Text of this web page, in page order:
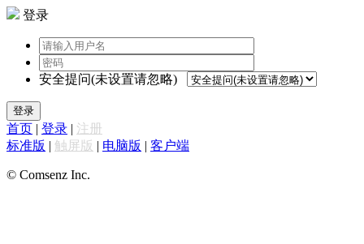
登录
安全提问(未设置请忽略)
登录
首页 | 登录 | 注册
标准版 | 触屏版 | 电脑版 | 客户端
© Comsenz Inc.